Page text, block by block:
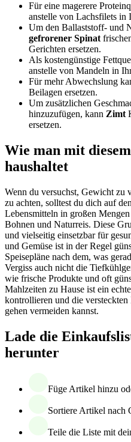
Für eine magerere
anstelle von Lachsfilets in
Um den Ballaststoff- und
gefrorener Spinat
Gerichten ersetzen.
Als kostengünstige
anstelle von Mandeln in
Für mehr Abwechslung
Beilagen ersetzen.
Um zusätzlichen
hinzuzufügen, kann Zimt
ersetzen.
Wie man mit
haushaltet
Wenn du versuchst, Gewicht zu
zu achten, solltest du dich auf
Lebensmitteln in großen
Bohnen und Naturreis. Diese
und vielseitig einsetzbar für
und Gemüse ist in der Regel
Speisepläne nach dem, was
Vergiss auch nicht die
wie frische Produkte und oft
Mahlzeiten zu Hause ist ein
kontrollieren und die
gehen vermeiden kannst.
Lade die
herunter
Füge Artikel hinzu
Sortiere Artikel nach
Teile die Liste mit